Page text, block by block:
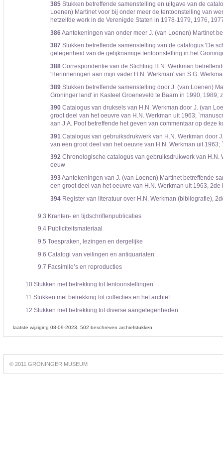
385Stukken betreffende samenstelling en uitgave van de
Loenen) Martinet voor bij onder meer de tentoonstelling van
hetzelfde werk in de Verenigde Staten in 1978-1979, 1976,
386Aantekeningen van onder meer J. (van Loenen) Martinet
387 Stukken betreffende samenstelling van de catalogus 'De
gelegenheid van de gelijknamige tentoonstelling in het
388Correspondentie van de Stichting H.N. Werkman
'Herinneringen aan mijn vader H.N. Werkman' van S.G.
389Stukken betreffende samenstelling door J. (van Loenen)
Groninger land' in Kasteel Groeneveld te Baarn in 1990, 1989,
390Catalogus van druksels van H.N. Werkman door J. (van
groot deel van het oeuvre van H.N. Werkman uit 1963;
aan J.A. Poot betreffende het geven van commentaar op deze
391 Catalogus van gebruiksdrukwerk van H.N. Werkman door
van een groot deel van het oeuvre van H.N. Werkman uit
392Chronologische catalogus van gebruiksdrukwerk van H.N.
eeuw
393Aantekeningen van J. (van Loenen) Martinet betreffende
een groot deel van het oeuvre van H.N. Werkman uit 1963, 2de
394Register van literatuur over H.N. Werkman (bibliografie),
9.3 Kranten- en tijdschriftenpublicaties
9.4Publiciteitsmateriaal
9.5 Toespraken, lezingen en dergelijke
9.6 Catalogi van veilingen en antiquariaten
9.7 Facsimile’s en reproducties
10Stukken met betrekking tot tentoonstellingen
11 Stukken met betrekking tot collecties en het archief
12 Stukken met betrekking tot diverse aangelegenheden
laatste wijziging 08-09-2023 502 beschreven archiefstukken
online
slots
© 2011 GRONINGER MUSEUM